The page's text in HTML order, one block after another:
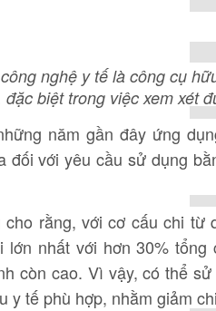
nghệ y tế là công cụ
đặc biệt trong việc xem xét
năm gần đây ứng
đối với yêu cầu sử dụng
cho rằng, với cơ cấu chi
lớn nhất với hơn 30%
còn cao. Vì vậy, có thể
y tế phù hợp, nhằm giảm